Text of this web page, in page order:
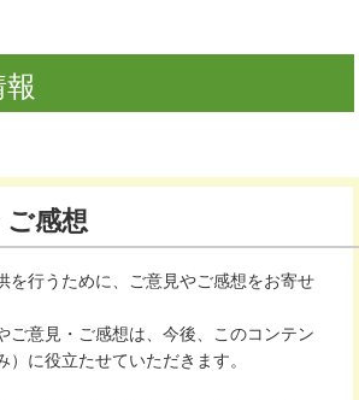
ご感想
を行うために、ご意見やご感想をお寄せ
ご意見・ご感想は、今後、このコンテン
）に役立たせていただきます。